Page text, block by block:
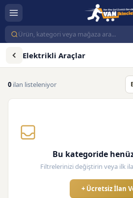
Elektrikli Araçlar
0 ilan listeleniyor
Bu kategoride
Filtrelerinizi değiştirin veya ilk
+ Ücretsiz İlan